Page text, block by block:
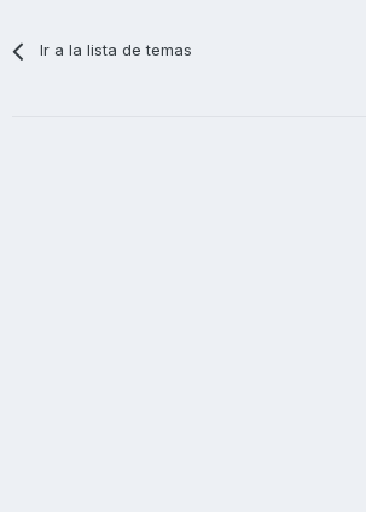
Ir a la lista de temas